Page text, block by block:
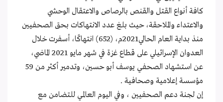
كافة أنواع القتل والقنص بالرصاص والاعتقال الوحشي
والاعتداء والملاحقة، حيث بلغ عدد الانتهاكات بحق الصحفيين
منذ بداية العام الحالي2021م، (652) انتهاكًا، أسفرت خلال
العدوان الإسرائيلي على قطاع غزة في شهر مايو 2021 الماضي،
عن استشهاد الصحفي يوسف أبو حسين، وتدمير أكثر من 59
مؤسسة إعلامية وصحافية .
إن لجنة دعم الصحفيين ، وفي اليوم العالمي للتضامن مع